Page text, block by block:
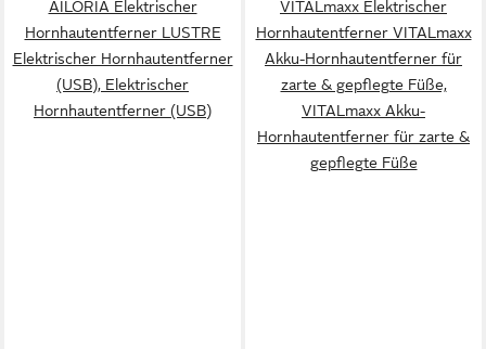
AILORIA Elektrischer
Hornhautentferner LUSTRE
Elektrischer Hornhautentferner
(USB), Elektrischer
Hornhautentferner (USB)
VITALmaxx Elektrischer
Hornhautentferner VITALmaxx
Akku-Hornhautentferner für
zarte & gepflegte Füße,
VITALmaxx Akku-
Hornhautentferner für zarte &
gepflegte Füße